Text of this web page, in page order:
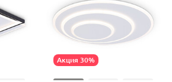
Акция 30%